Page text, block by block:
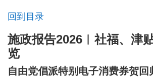
回到目录
施政报告2026︱社福、津
览
自由党倡派特别电子消费券贺回